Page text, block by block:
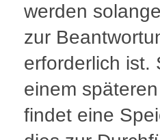
werden
zur
erforderlich ist.
einem
findet eine